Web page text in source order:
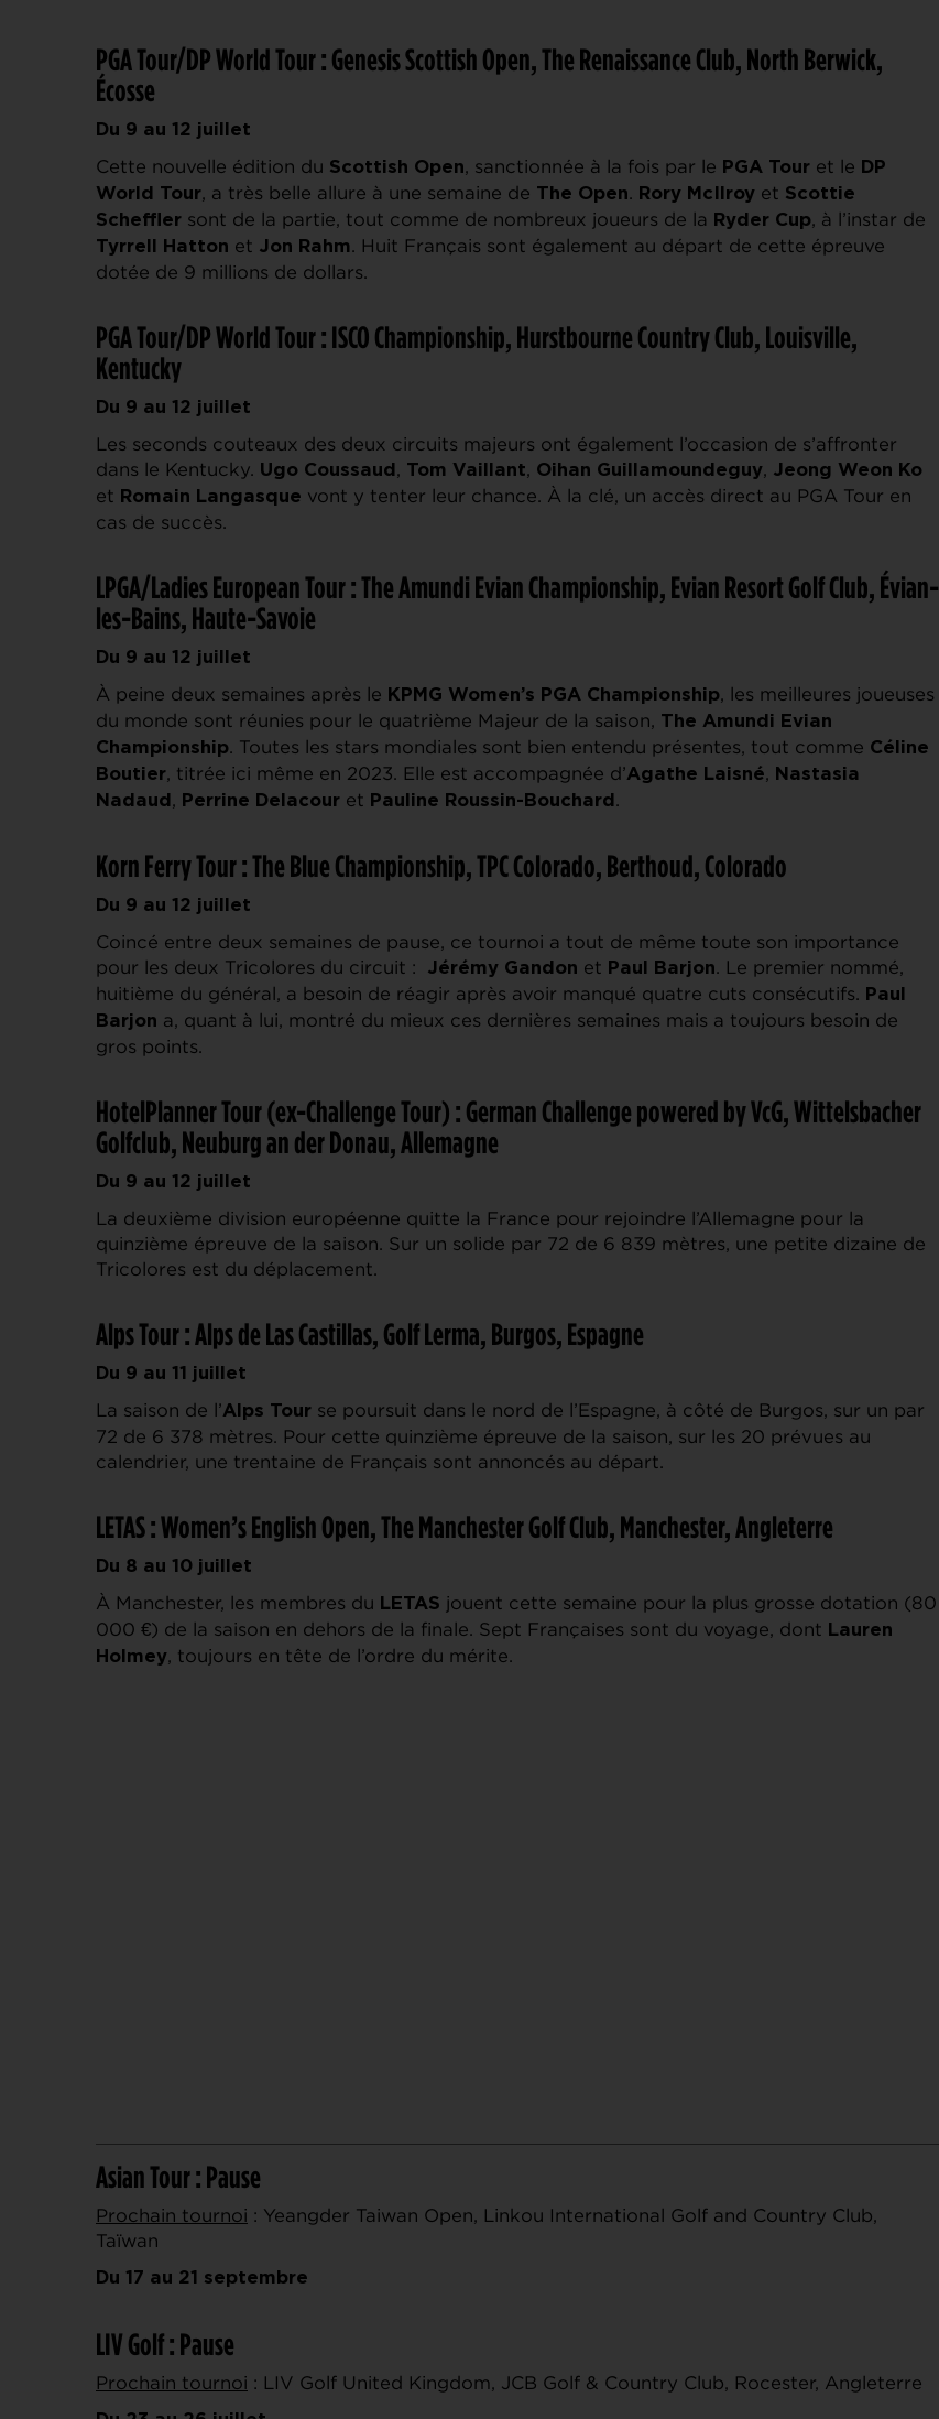
PGA Tour/DP World Tour : Genesis Scottish Open, The Renaissance Club, North Berwick,
Écosse
Du 9 au 12 juillet
Cette nouvelle édition du Scottish Open, sanctionnée à la fois par le PGA Tour et le DP
World Tour, a très belle allure à une semaine de The Open. Rory McIlroy et Scottie
Scheffler sont de la partie, tout comme de nombreux joueurs de la Ryder Cup, à l’instar de
Tyrrell Hatton et Jon Rahm. Huit Français sont également au départ de cette épreuve
dotée de 9 millions de dollars.
PGA Tour/DP World Tour : ISCO Championship, Hurstbourne Country Club, Louisville,
Kentucky
Du 9 au 12 juillet
Les seconds couteaux des deux circuits majeurs ont également l’occasion de s’affronter
dans le Kentucky. Ugo Coussaud , Tom Vaillant, Oihan Guillamoundeguy, Jeong Weon Ko
et Romain Langasque vont y tenter leur chance. À la clé, un accès direct au PGA Tour en
cas de succès.
LPGA/Ladies European Tour : The Amundi Evian Championship, Evian Resort Golf Club, Évian-
les-Bains, Haute-Savoie
Du 9 au 12 juillet
À peine deux semaines après le KPMG Women’s PGA Championship, les meilleures joueuses
du monde sont réunies pour le quatrième Majeur de la saison, The Amundi Evian
Championship. Toutes les stars mondiales sont bien entendu présentes, tout comme Céline
Boutier, titrée ici même en 2023. Elle est accompagnée d’Agathe Laisné, Nastasia
Nadaud , Perrine Delacour et Pauline Roussin-Bouchard .
Korn Ferry Tour : The Blue Championship, TPC Colorado, Berthoud, Colorado
Du 9 au 12 juillet
Coincé entre deux semaines de pause, ce tournoi a tout de même toute son importance
pour les deux Tricolores du circuit :
Jérémy Gandon et Paul Barjon. Le premier nommé,
huitième du général, a besoin de réagir après avoir manqué quatre cuts consécutifs. Paul
Barjon a, quant à lui, montré du mieux ces dernières semaines mais a toujours besoin de
gros points.
HotelPlanner Tour (ex-Challenge Tour) : German Challenge powered by VcG, Wittelsbacher
Golfclub, Neuburg an der Donau, Allemagne
Du 9 au 12 juillet
La deuxième division européenne quitte la France pour rejoindre l’Allemagne pour la
quinzième épreuve de la saison. Sur un solide par 72 de 6 839 mètres, une petite dizaine de
Tricolores est du déplacement.
Alps Tour : Alps de Las Castillas, Golf Lerma, Burgos, Espagne
Du 9 au 11 juillet
La saison de l’Alps Tour se poursuit dans le nord de l’Espagne, à côté de Burgos, sur un par
72 de 6 378 mètres. Pour cette quinzième épreuve de la saison, sur les 20 prévues au
calendrier, une trentaine de Français sont annoncés au départ.
LETAS : Women’s English Open, The Manchester Golf Club, Manchester, Angleterre
Du 8 au 10 juillet
À Manchester, les membres du LETAS jouent cette semaine pour la plus grosse dotation (80
000 €) de la saison en dehors de la finale. Sept Françaises sont du voyage, dont Lauren
Holmey, toujours en tête de l’ordre du mérite.
Asian Tour : Pause
Prochain tournoi : Yeangder Taiwan Open, Linkou International Golf and Country Club,
Taïwan
Du 17 au 21 septembre
LIV Golf : Pause
Prochain tournoi : LIV Golf United Kingdom, JCB Golf & Country Club, Rocester, Angleterre